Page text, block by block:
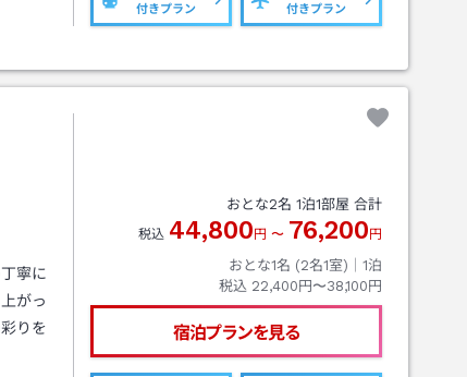
付きプラン 付きプラン
寧に
がっ
りを
おとな2名 1泊1部屋 合計
税込 44,800 円 〜 76,200 円
おとな1名 (2名1室)｜ 1泊
税込 22,400円〜38,100円
宿泊プランを見る